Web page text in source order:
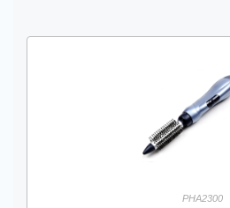
PHA2300